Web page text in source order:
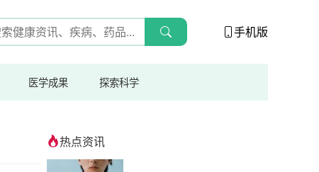
手机版
医学成果 探索科学
热点资讯